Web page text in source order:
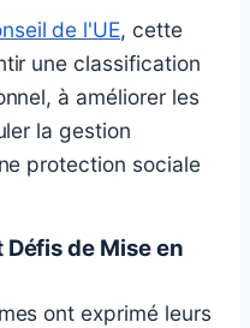
de l'UE, cette
une classification
à améliorer les
la gestion
protection sociale
de Mise en
ont exprimé leurs